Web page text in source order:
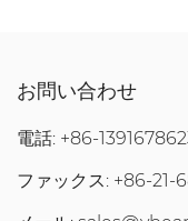
お問い合わせ
電話: +86-
ファックス: +86-21-